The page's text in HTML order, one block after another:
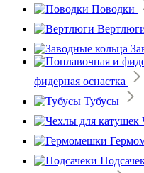
Поводки
фидерная оснастка
Тубусы